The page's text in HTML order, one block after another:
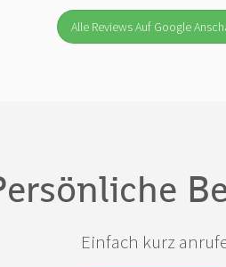
Alle Reviews Auf Google
Einfach kurz